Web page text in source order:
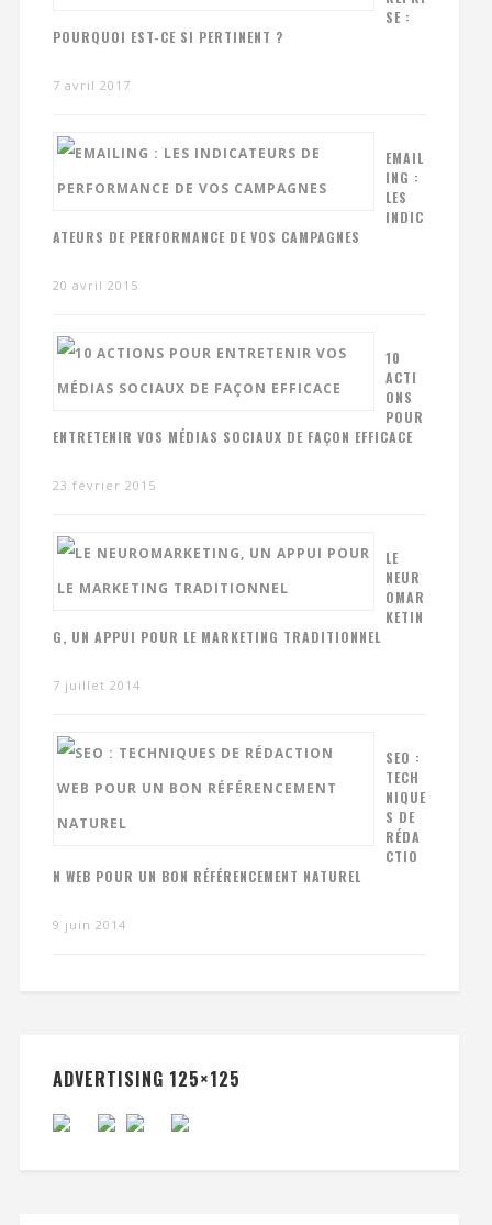
SE :
POURQUOI EST-CE SI PERTINENT ?
7 avril 2017
EMAIL
ING :
LES
INDIC
ATEURS DE PERFORMANCE DE VOS CAMPAGNES
20 avril 2015
10
ACTI
ONS
POUR
ENTRETENIR VOS MÉDIAS SOCIAUX DE FAÇON EFFICACE
23 février 2015
LE
NEUR
OMAR
KETIN
G, UN APPUI POUR LE MARKETING TRADITIONNEL
7 juillet 2014
SEO :
TECH
NIQUE
S DE
RÉDA
CTIO
N WEB POUR UN BON RÉFÉRENCEMENT NATUREL
9 juin 2014
ADVERTISING 125×125